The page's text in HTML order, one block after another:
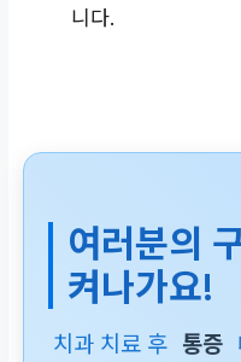
니다.
여러분의
켜나가요!
치과 치료 후 통증